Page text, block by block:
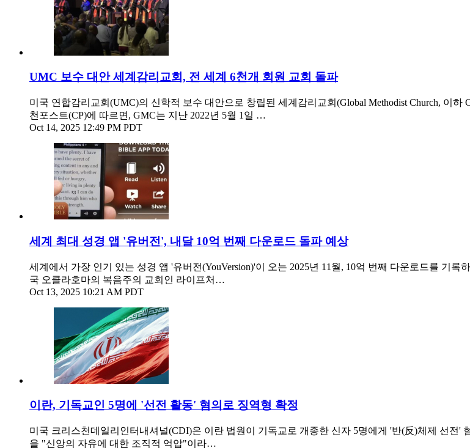
UMC 보수 대안 세계감리교회, 전 세계 6천개 회원 교회 돌파
미국 연합감리교회(UMC)의 신학적 보수 대안으로 창립된 세계감리교회(Global Methodist Church, 이
천포스트(CP)에 따르면, GMC는 지난 2022년 5월 1일 …
Oct 14, 2025 12:49 PM PDT
세계 최대 성경 앱 '유버전', 내달 10억 번째 다운로드 돌파 예상
세계에서 가장 인기 있는 성경 앱 '유버전(YouVersion)'이 오는 2025년 11월, 10억 번째 다운로드를 기
국 오클라호마의 복음주의 교회인 라이프처…
Oct 13, 2025 10:21 AM PDT
이란, 기독교인 5명에 '선전 활동' 혐의로 징역형 확정
미국 크리스천데일리인터내셔널(CDI)은 이란 법원이 기독교로 개종한 신자 5명에게 '반(反)체제 선전
을 "신앙의 자유에 대한 조직적 억압"이라…